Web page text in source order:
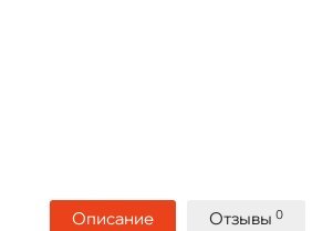
Описание Отзывы 0